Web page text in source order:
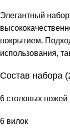
Элегантный
покрытием.
использования,
Состав набора
6 столовых ножей
6 вилок